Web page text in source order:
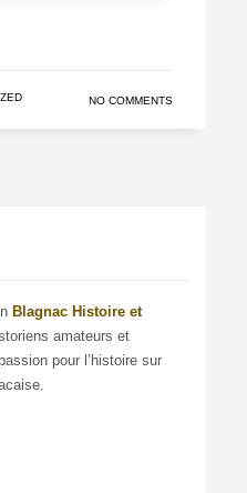
NO COMMENTS
Blagnac Histoire et
amateurs et
pour l’histoire sur